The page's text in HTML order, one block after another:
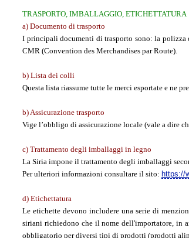
TRASPORTO, IMBALLAGGIO, ETICHETTATURA
a) Documento di trasporto
I principali documenti di trasporto sono: la
CMR (Convention des Merchandises par Route).
b) Lista dei colli
Questa lista riassume tutte le merci esportate e ne
b)Assicurazione trasporto
Vige l’obbligo di assicurazione locale (vale a dire
c) Trattamento degli imballaggi in legno
La Siria impone il trattamento degli imballaggi
Per ulteriori informazioni consultare il sito: https://
d) Etichettatura
Le etichette devono includere una serie di
siriani richiedono che il nome dell'importatore, in
obbligatorio per diversi tipi di prodotti (prodotti